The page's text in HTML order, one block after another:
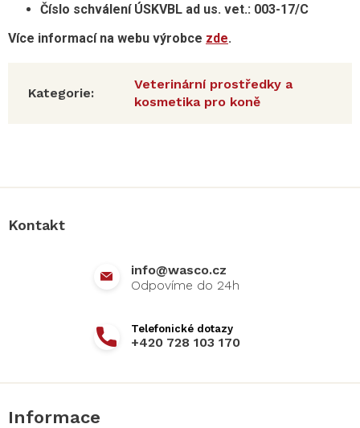
Číslo schválení ÚSKVBL ad us. vet.: 003-17/C
Více informací na webu výrobce zde.
Kategorie:
Veterinární prostředky a
kosmetika pro koně
Kontakt
info@wasco.cz
+420 728 103 170
Informace